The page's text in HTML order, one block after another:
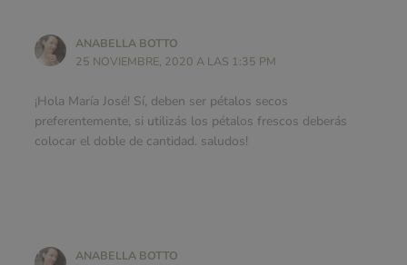
ANABELLA BOTTO
25 NOVIEMBRE, 2020 A LAS 1:35 PM
¡Hola María José! Sí, deben ser pétalos secos
preferentemente, si utilizás los pétalos frescos deberás
colocar el doble de cantidad. saludos!
ANABELLA BOTTO